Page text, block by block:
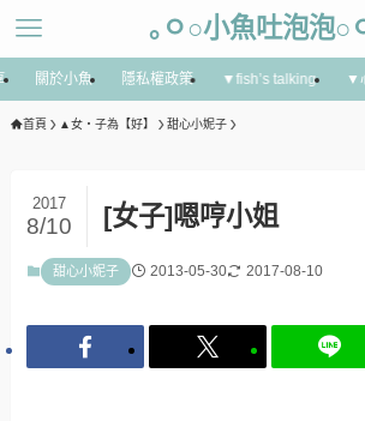
｡ㅇ○小魚吐泡泡○
關於小魚 隱私權政策 ▼fish’s talking ▼
首頁 ▲女‧子為【好】 甜心小妮子
[女子]嗯哼小姐
2017
8/10
甜心小妮子 2013-05-30 2017-08-10